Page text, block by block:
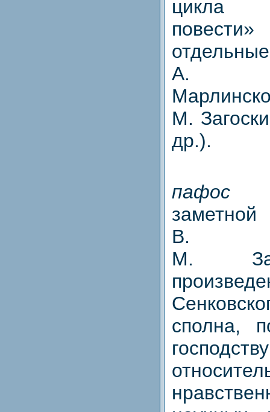
цикла
А.
М.
др.).
В.
М.
сполна,